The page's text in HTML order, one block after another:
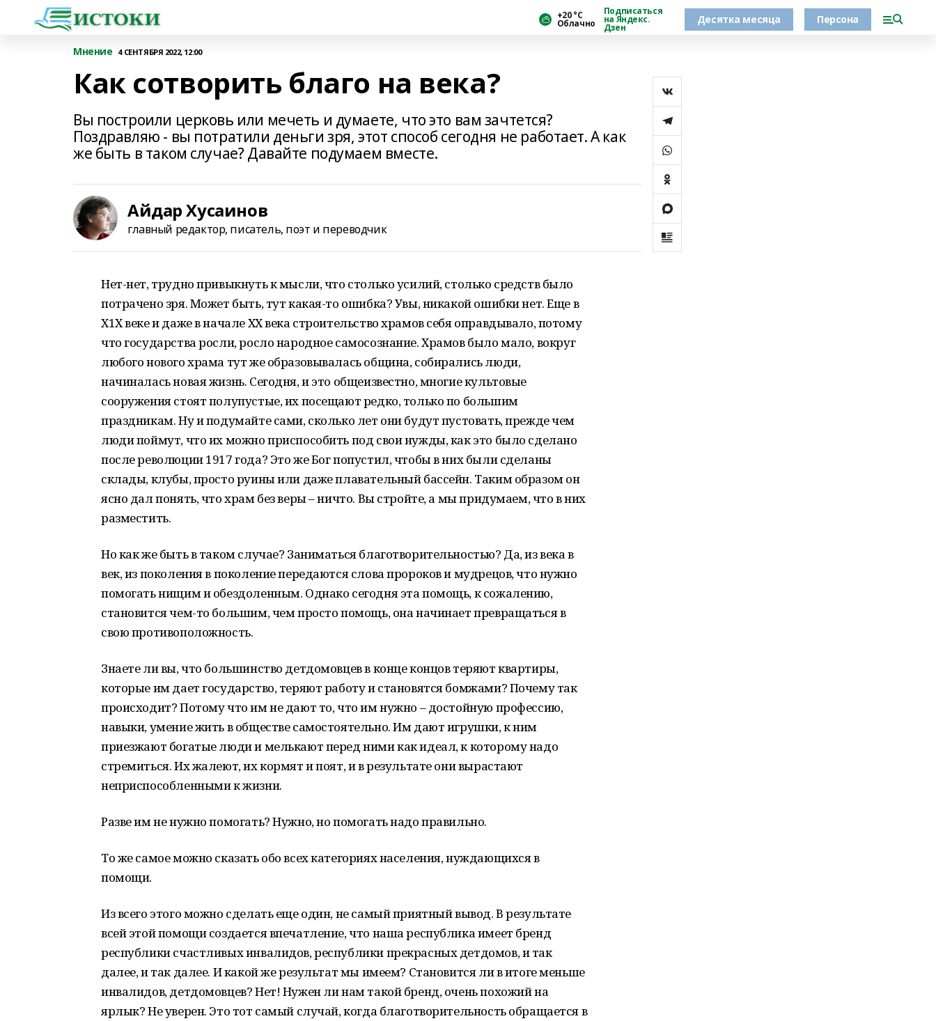
+20 °С
Облачно
Подписаться
на Яндекс.
Дзен
Десятка месяца Персона
Мнение 4 СЕНТЯБРЯ 2022, 12:00
Как сотворить благо на века?
Вы построили церковь или мечеть и думаете, что это вам зачтется?
Поздравляю - вы потратили деньги зря, этот способ сегодня не работает. А как
же быть в таком случае? Давайте подумаем вместе.
Айдар Хусаинов
главный редактор, писатель, поэт и переводчик
Нет-нет, трудно привыкнуть к мысли, что столько усилий, столько средств было
потрачено зря. Может быть, тут какая-то ошибка? Увы, никакой ошибки нет. Еще в
Х1Х веке и даже в начале ХХ века строительство храмов себя оправдывало, потому
что государства росли, росло народное самосознание. Храмов было мало, вокруг
любого нового храма тут же образовывалась община, собирались люди,
начиналась новая жизнь. Сегодня, и это общеизвестно, многие культовые
сооружения стоят полупустые, их посещают редко, только по большим
праздникам. Ну и подумайте сами, сколько лет они будут пустовать, прежде чем
люди поймут, что их можно приспособить под свои нужды, как это было сделано
после революции 1917 года? Это же Бог попустил, чтобы в них были сделаны
склады, клубы, просто руины или даже плавательный бассейн. Таким образом он
ясно дал понять, что храм без веры – ничто. Вы стройте, а мы придумаем, что в них
разместить.
Но как же быть в таком случае? Заниматься благотворительностью? Да, из века в
век, из поколения в поколение передаются слова пророков и мудрецов, что нужно
помогать нищим и обездоленным. Однако сегодня эта помощь, к сожалению,
становится чем-то большим, чем просто помощь, она начинает превращаться в
свою противоположность.
Знаете ли вы, что большинство детдомовцев в конце концов теряют квартиры,
которые им дает государство, теряют работу и становятся бомжами? Почему так
происходит? Потому что им не дают то, что им нужно – достойную профессию,
навыки, умение жить в обществе самостоятельно. Им дают игрушки, к ним
приезжают богатые люди и мелькают перед ними как идеал, к которому надо
стремиться. Их жалеют, их кормят и поят, и в результате они вырастают
неприспособленными к жизни.
Разве им не нужно помогать? Нужно, но помогать надо правильно.
То же самое можно сказать обо всех категориях населения, нуждающихся в
помощи.
Из всего этого можно сделать еще один, не самый приятный вывод. В результате
всей этой помощи создается впечатление, что наша республика имеет бренд
республики счастливых инвалидов, республики прекрасных детдомов, и так
далее, и так далее. И какой же результат мы имеем? Становится ли в итоге меньше
инвалидов, детдомовцев? Нет! Нужен ли нам такой бренд, очень похожий на
ярлык? Не уверен. Это тот самый случай, когда благотворительность обращается в